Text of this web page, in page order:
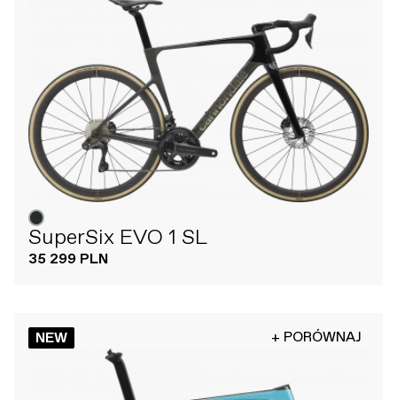
SuperSix EVO 1 SL
35 299 PLN
NEW + PORÓWNAJ